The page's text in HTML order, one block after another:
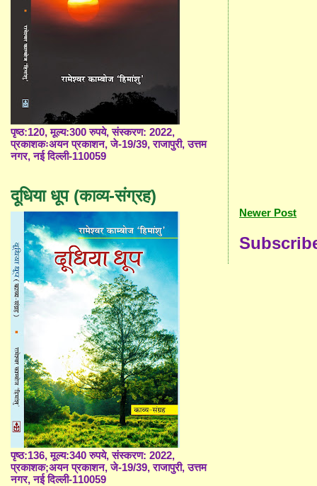
Newer Post
पृष्ठ:120, मूल्य:300 रुपये, संस्करण: 2022,
प्रकाशकःअयन प्रकाशन, जे-19/39, राजापुरी, उत्तम
नगर, नई दिल्ली-110059
दूधिया धूप (काव्य-संग्रह)
पृष्ठ:136, मूल्य:340 रुपये, संस्करण: 2022,
प्रकाशक;अयन प्रकाशन, जे-19/39, राजापुरी, उत्तम
नगर, नई दिल्ली-110059